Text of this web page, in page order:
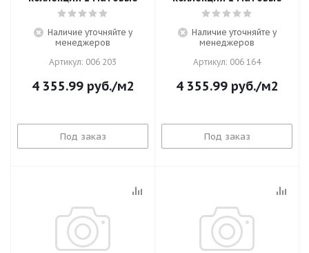
Наличие уточняйте у
менеджеров
Артикул: 006 203
4 355.99руб./м2
Под заказ
Наличие уточняйте у
менеджеров
Артикул: 006 164
4 355.99руб./м2
Под заказ